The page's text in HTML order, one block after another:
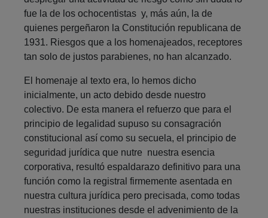
fue la de los ochocentistas y, más aún, la de
quienes pergeñaron la Constitución republicana de
1931. Riesgos que a los homenajeados, receptores
tan solo de justos parabienes, no han alcanzado.
El homenaje al texto era, lo hemos dicho
inicialmente, un acto debido desde nuestro
colectivo. De esta manera el refuerzo que para el
principio de legalidad supuso su consagración
constitucional así como su secuela, el principio de
seguridad jurídica que nutre nuestra esencia
corporativa, resultó espaldarazo definitivo para una
función como la registral firmemente asentada en
nuestra cultura jurídica pero precisada, como todas
nuestras instituciones desde el advenimiento de la